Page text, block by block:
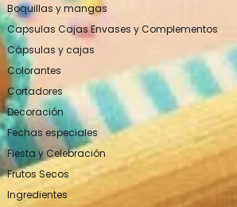
Boquillas y mangas
Capsulas Cajas Envases y Complementos
Cápsulas y cajas
Colorantes
Cortadores
Decoración
Fechas especiales
Fiesta y Celebración
Frutos Secos
Ingredientes